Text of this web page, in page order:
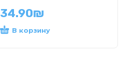
34.90₪
В корзину